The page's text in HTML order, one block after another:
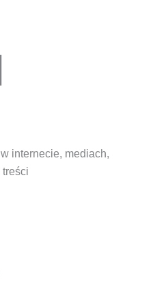
internecie, mediach,